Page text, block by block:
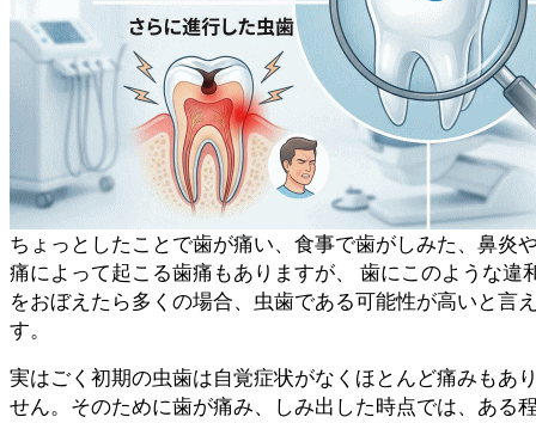
ちょっとしたことで歯が痛い、食事で歯がしみた、鼻炎
痛によって起こる歯痛もありますが、 歯にこのような違
をおぼえたら多くの場合、虫歯である可能性が高いと言
す。
実はごく初期の虫歯は自覚症状がなくほとんど痛みもあ
せん。そのために歯が痛み、しみ出した時点では、ある